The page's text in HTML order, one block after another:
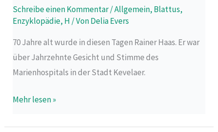
Schreibe einen Kommentar/Allgemein, Blattus,
Enzyklopädie, H / VonDelia Evers
70 Jahre alt wurde in diesen Tagen Rainer Haas. Er war
über Jahrzehnte Gesicht und Stimme des
Marienhospitals in der Stadt Kevelaer.
Mehr lesen »